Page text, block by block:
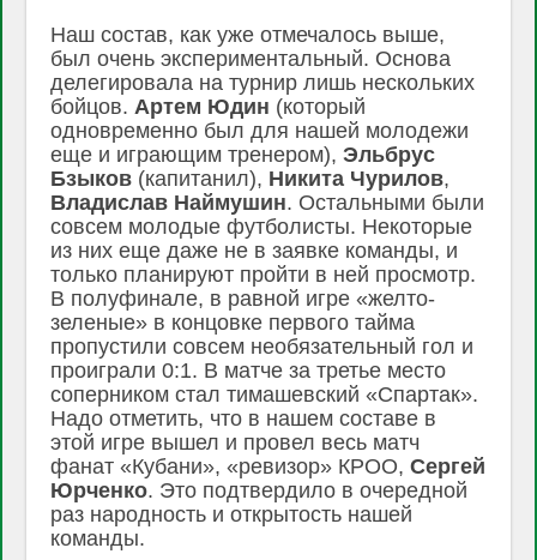
Наш состав, как уже отмечалось выше,
был очень экспериментальный. Основа
делегировала на турнир лишь нескольких
бойцов. Артем Юдин (который
одновременно был для нашей молодежи
еще и играющим тренером),Эльбрус
Бзыков (капитанил), Никита Чурилов,
Владислав Наймушин. Остальными были
совсем молодые футболисты. Некоторые
из них еще даже не в заявке команды, и
только планируют пройти в ней просмотр.
В полуфинале, в равной игре «желто-
зеленые» в концовке первого тайма
пропустили совсем необязательный гол и
проиграли 0:1. В матче за третье место
соперником стал тимашевский «Спартак».
Надо отметить, что в нашем составе в
этой игре вышел и провел весь матч
фанат «Кубани», «ревизор» КРОО,Сергей
Юрченко. Это подтвердило в очередной
раз народность и открытость нашей
команды.